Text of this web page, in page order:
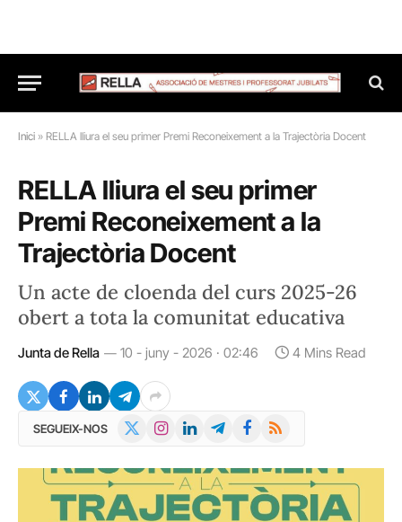
Inici » RELLA lliura el seu primer Premi Reconeixement a la Trajectòria Docent
RELLA lliura el seu primer
Premi Reconeixement a la
Trajectòria Docent
Un acte de cloenda del curs 2025-26
obert a tota la comunitat educativa
Junta de Rella 10 - juny - 2026 · 02:46 4 Mins Read
SEGUEIX-NOS InstagramLinkedInTelegramFacebook
RSS